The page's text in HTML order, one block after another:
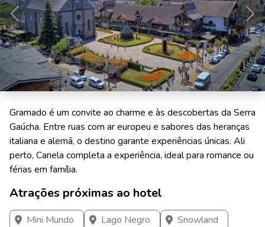
Anterior
Gramado é um convite ao charme e às descobertas da Serra
Gaúcha. Entre ruas com ar europeu e sabores das heranças
italiana e alemã, o destino garante experiências únicas. Ali
perto, Canela completa a experiência, ideal para romance ou
férias em família.
Atrações próximas ao hotel
Mini Mundo Lago Negro
Snowland